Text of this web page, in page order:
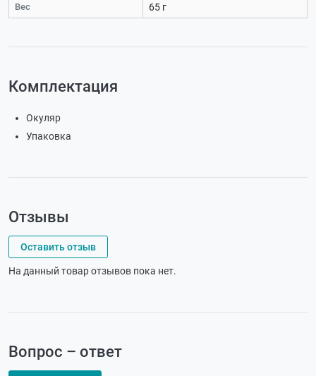
Вес 65 г
Комплектация
Окуляр
Упаковка
Отзывы
Оставить отзыв
На данный товар отзывов пока нет.
Вопрос – ответ